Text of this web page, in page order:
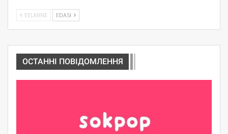
EELMINE EDASI
ОСТАННІ ПОВІДОМЛЕННЯ